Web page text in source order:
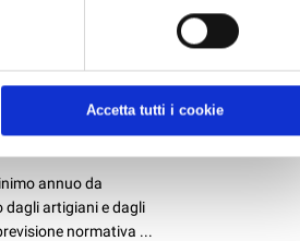
Accetta tutti i cookie
annuo da
dagli artigiani e dagli
normativa ...